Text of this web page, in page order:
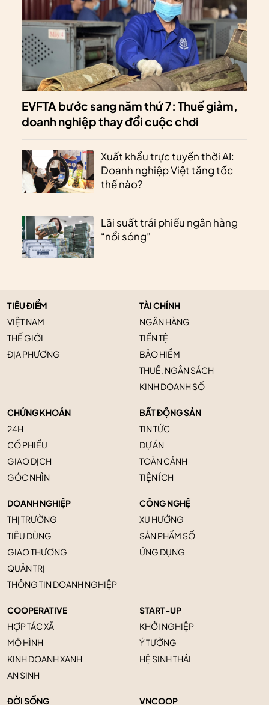
EVFTA bước sang năm thứ 7: Thuế giảm,
doanh nghiệp thay đổi cuộc chơi
Xuất khẩu trực tuyến thời AI:
Doanh nghiệp Việt tăng tốc
thế nào?
Lãi suất trái phiếu ngân hàng
“nổi sóng”
TIÊU ĐIỂM
VIỆT NAM
THẾ GIỚI
ĐỊA PHƯƠNG
TÀI CHÍNH
NGÂN HÀNG
TIỀN TỆ
BẢO HIỂM
THUẾ, NGÂN SÁCH
KINH DOANH SỐ
CHỨNG KHOÁN
24H
CỔ PHIẾU
GIAO DỊCH
GÓC NHÌN
BẤT ĐỘNG SẢN
TIN TỨC
DỰ ÁN
TOÀN CẢNH
TIỆN ÍCH
DOANH NGHIỆP
THỊ TRƯỜNG
TIÊU DÙNG
GIAO THƯƠNG
QUẢN TRỊ
THÔNG TIN DOANH NGHIỆP
CÔNG NGHỆ
XU HƯỚNG
SẢN PHẨM SỐ
ỨNG DỤNG
COOPERATIVE
HỢP TÁC XÃ
MÔ HÌNH
KINH DOANH XANH
AN SINH
START-UP
KHỞI NGHIỆP
Ý TƯỞNG
HỆ SINH THÁI
ĐỜI SỐNG VNCOOP